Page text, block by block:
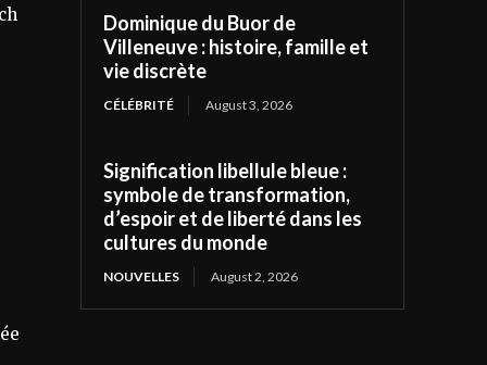
Dominique du Buor de
Villeneuve : histoire, famille et
vie discrète
CÉLÉBRITÉ August 3, 2026
Signification libellule bleue :
symbole de transformation,
d’espoir et de liberté dans les
cultures du monde
NOUVELLES August 2, 2026